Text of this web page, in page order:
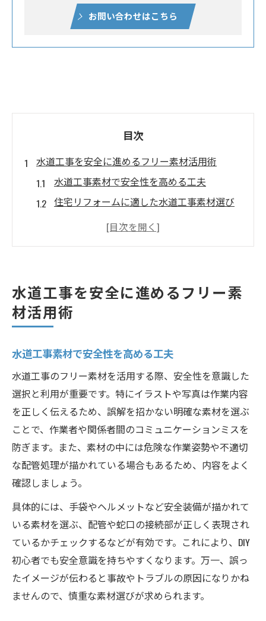
お問い合わせはこちら
目次
水道工事を安全に進めるフリー素材活用術
水道工事素材で安全性を高める工夫
住宅リフォームに適した水道工事素材選び
水道工事フリー素材の正しい利用範囲
DIYで役立つ水道工事素材の選び方ガイド
DIY向け水道工事素材の選定基準とは
自宅で使いやすい水道工事素材の種類
DIY初心者が避けたい水道工事素材の落とし
穴
水道工事素材を選ぶ際の法的注意点
フリーイラストを活かした水道工事計画の実践
水道工事イラスト素材で作業を可視化する
住宅リフォーム計画に役立つ水道工事素材
水道工事イラストの活用事例とポイント
DIYで使える水道工事イラスト素材の探し方
水道工事素材で計画全体を共有する方法
住宅リフォームで失敗しない水道工事の基本知
識
水道工事の基礎知識を素材で学ぶ方法
水道工事を安全に進めるフリー素
材活用術
水道工事素材で安全性を高める工夫
水道工事のフリー素材を活用する際、安全性を意識した
選択と利用が重要です。特にイラストや写真は作業内容
を正しく伝えるため、誤解を招かない明確な素材を選ぶ
ことで、作業者や関係者間のコミュニケーションミスを
防ぎます。また、素材の中には危険な作業姿勢や不適切
な配管処理が描かれている場合もあるため、内容をよく
確認しましょう。
具体的には、手袋やヘルメットなど安全装備が描かれて
いる素材を選ぶ、配管や蛇口の接続部が正しく表現され
ているかチェックするなどが有効です。これにより、DIY
初心者でも安全意識を持ちやすくなります。万一、誤っ
たイメージが伝わると事故やトラブルの原因になりかね
ませんので、慎重な素材選びが求められます。